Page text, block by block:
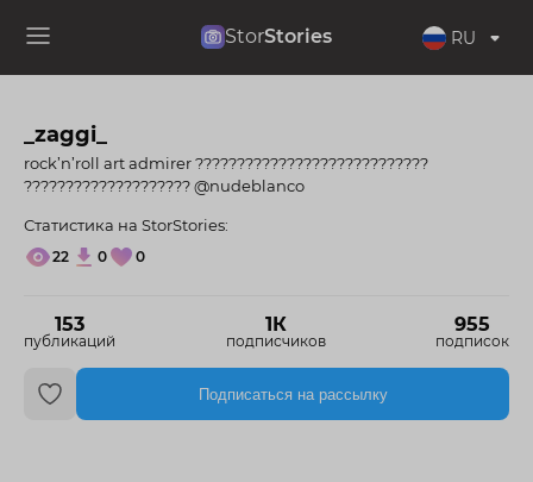
StorStories RU
_zaggi_
153
публикаций
1К
подписчиков
955
подписок
rock’n’roll art admirer ????????????????????????????
???????????????????? @nudeblanco
Статистика на StorStories:
22 0 0
Подписаться на рассылку